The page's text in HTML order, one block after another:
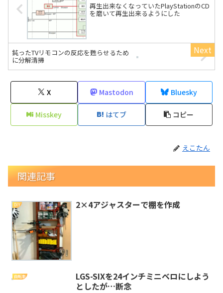
再生出来なくなっていたPlayStationのCD
を磨いて再生出来るようにした
鈍ったTVリモコンの反応を甦らせるため
に分解清掃
X Mastodon Bluesky
Misskey はてブ コピー
えこたん
関連記事
DIY 2×4アジャスターで棚を作成
自転車
LGS-SIXを24インチミニベロにしよう
としたが…断念